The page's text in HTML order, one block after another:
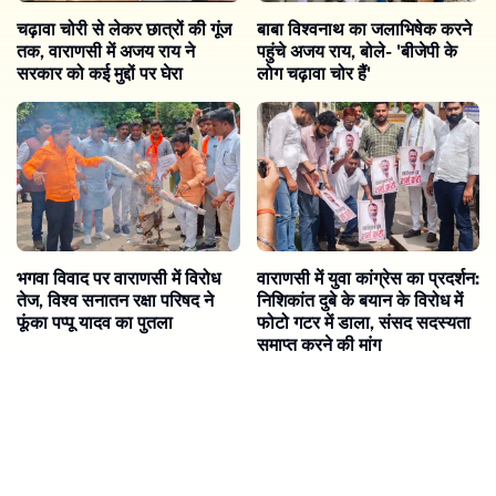
चढ़ावा चोरी से लेकर छात्रों की गूंज
तक, वाराणसी में अजय राय ने
सरकार को कई मुद्दों पर घेरा
बाबा विश्वनाथ का जलाभिषेक करने
पहुंचे अजय राय, बोले- 'बीजेपी के
लोग चढ़ावा चोर हैं'
भगवा विवाद पर वाराणसी में विरोध
तेज, विश्व सनातन रक्षा परिषद ने
फूंका पप्पू यादव का पुतला
वाराणसी में युवा कांग्रेस का प्रदर्शन:
निशिकांत दुबे के बयान के विरोध में
फोटो गटर में डाला, संसद सदस्यता
समाप्त करने की मांग